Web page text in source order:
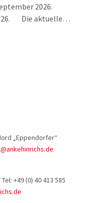
2026.
Die aktuelle…
„Eppendorfer“
Tel: +49 (0) 40 413 585